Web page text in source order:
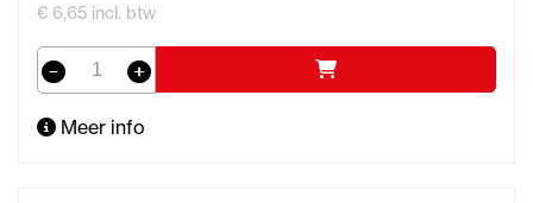
€ 6,65 incl. btw
Meer info